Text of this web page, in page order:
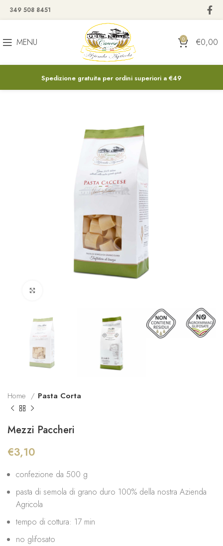
349 508 8451
MENU 0 €0,00
Spedizione gratuita per ordini superiori a €49
Home Pasta Corta
Mezzi Paccheri
€3,10
confezione da 500 g
pasta di semola di grano duro 100% della nostra Azienda
Agricola
tempo di cottura: 17 min
no glifosato